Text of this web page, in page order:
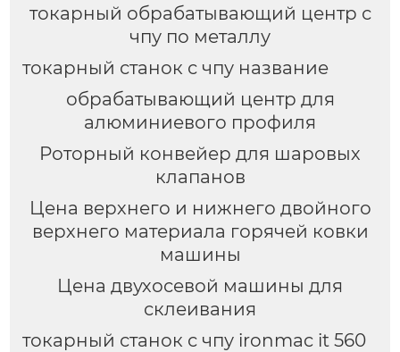
токарный обрабатывающий центр с
чпу по металлу
токарный станок с чпу название
обрабатывающий центр для
алюминиевого профиля
Роторный конвейер для шаровых
клапанов
Цена верхнего и нижнего двойного
верхнего материала горячей ковки
машины
Цена двухосевой машины для
склеивания
токарный станок с чпу ironmac it 560